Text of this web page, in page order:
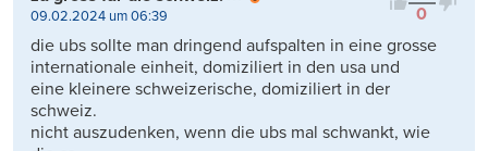
0
09.02.2024 um 06:39
die ubs sollte man dringend aufspalten in eine grosse
internationale einheit, domiziliert in den usa und
eine kleinere schweizerische, domiziliert in der
schweiz.
nicht auszudenken, wenn die ubs mal schwankt, wie